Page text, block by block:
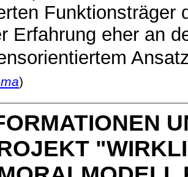
Funktionsträger
Erfahrung eher an
)